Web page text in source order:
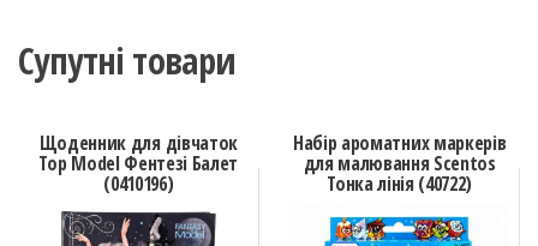
Супутні товари
Щоденник для дівчаток
Top Model Фентезі Балет
(0410196)
Набір ароматних маркерів
для малювання Scentos
Тонка лінія (40722)